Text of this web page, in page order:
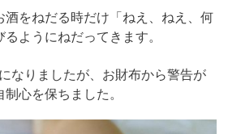
をねだる時だけ「ねえ、ねえ、何
ようにねだってきます。
なりましたが、お財布から警告が
心を保ちました。